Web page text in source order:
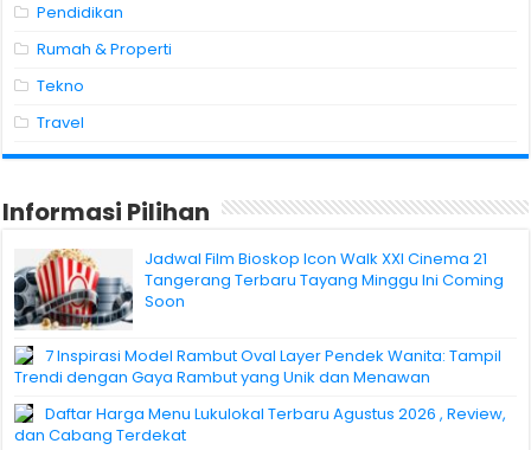
Pendidikan
Rumah & Properti
Tekno
Travel
Informasi Pilihan
Jadwal Film Bioskop Icon Walk XXI Cinema 21
Tangerang Terbaru Tayang Minggu Ini Coming
Soon
7 Inspirasi Model Rambut Oval Layer Pendek Wanita: Tampil
Trendi dengan Gaya Rambut yang Unik dan Menawan
Daftar Harga Menu Lukulokal Terbaru Agustus 2026 , Review,
dan Cabang Terdekat